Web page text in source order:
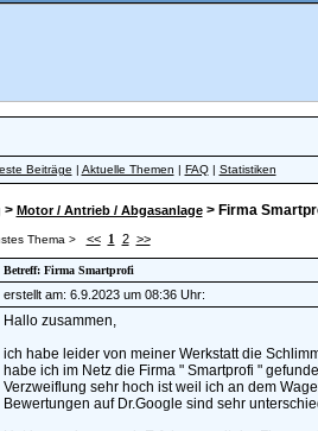
Beiträge | Aktuelle Themen | FAQ| Statistiken
> Motor / Antrieb / Abgasanlage> Firma
Thema > << 1 2 >>
Betreff: Firma Smartprofi
erstellt am: 6.9.2023 um 08:36 Uhr:
Hallo zusammen,
ich habe leider von meiner Werkstatt die
habe ich im Netz die Firma " Smartprofi "
Verzweiflung sehr hoch ist weil ich an dem
Bewertungen auf Dr.Google sind sehr